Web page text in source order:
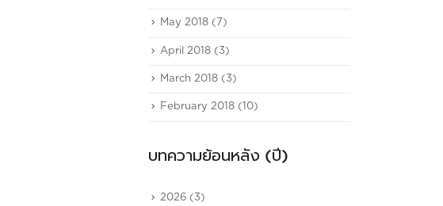
III เปิดผลประกอบการปี 2567 ทำ
เติบโต 35.9%...
May 2018 (7)
April 2018 (3)
March 2018 (3)
February 2018 (10)
บทความย้อนหลัง (ปี)
2026 (3)